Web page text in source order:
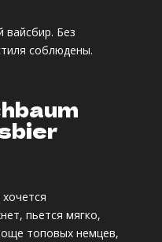
вайсбир. Без
соблюдены.
пьется мягко,
топовых немцев,